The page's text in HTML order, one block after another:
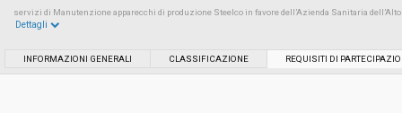
servizi di Manutenzione apparecchi di produzione Steelco in favore dell’Azienda Sanitaria dell’Alto
Dettagli
INFORMAZIONI GENERALI CLASSIFICAZIONE REQUISITI DI